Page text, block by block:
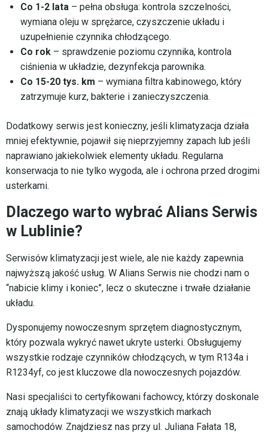
Co 1-2 lata – pełna obsługa: kontrola szczelności,
wymiana oleju w sprężarce, czyszczenie układu i
uzupełnienie czynnika chłodzącego.
Co rok – sprawdzenie poziomu czynnika, kontrola
ciśnienia w układzie, dezynfekcja parownika.
Co 15-20 tys. km – wymiana filtra kabinowego, który
zatrzymuje kurz, bakterie i zanieczyszczenia.
Dodatkowy serwis jest konieczny, jeśli klimatyzacja działa
mniej efektywnie, pojawił się nieprzyjemny zapach lub jeśli
naprawiano jakiekolwiek elementy układu. Regularna
konserwacja to nie tylko wygoda, ale i ochrona przed drogimi
usterkami.
Dlaczego warto wybrać Alians Serwis
w Lublinie?
Serwisów klimatyzacji jest wiele, ale nie każdy zapewnia
najwyższą jakość usług. W Alians Serwis nie chodzi nam o
“nabicie klimy i koniec”, lecz o skuteczne i trwałe działanie
układu.
Dysponujemy nowoczesnym sprzętem diagnostycznym,
który pozwala wykryć nawet ukryte usterki. Obsługujemy
wszystkie rodzaje czynników chłodzących, w tym R134a i
R1234yf, co jest kluczowe dla nowoczesnych pojazdów.
Nasi specjaliści to certyfikowani fachowcy, którzy doskonale
znają układy klimatyzacji we wszystkich markach
samochodów. Znajdziesz nas przy ul. Juliana Fałata 18,